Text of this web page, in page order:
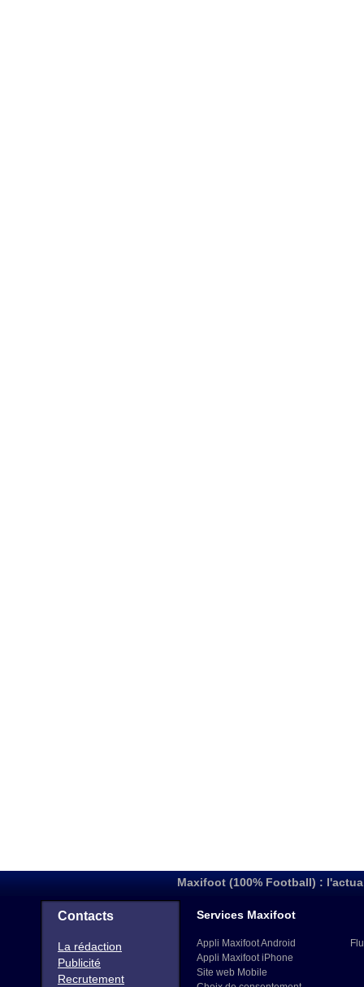
Maxifoot (100% Football) :
Contacts
La rédaction
Publicité
Recrutement
Services Maxifoot
Appli Maxifoot Android
Appli Maxifoot iPhone
Site web Mobile